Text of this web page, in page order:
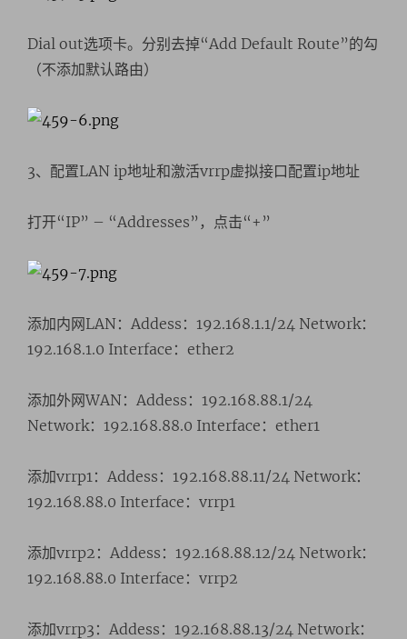
Dial out选项卡。分别去掉“Add Default Route”的勾
（不添加默认路由）
3、配置LAN ip地址和激活vrrp虚拟接口配置ip地址
打开“IP” – “Addresses”，点击“+”
添加内网LAN：Addess：192.168.1.1/24 Network：
192.168.1.0 Interface：ether2
添加外网WAN：Addess：192.168.88.1/24
Network：192.168.88.0 Interface：ether1
添加vrrp1：Addess：192.168.88.11/24 Network：
192.168.88.0 Interface：vrrp1
添加vrrp2：Addess：192.168.88.12/24 Network：
192.168.88.0 Interface：vrrp2
添加vrrp3：Addess：192.168.88.13/24 Network：